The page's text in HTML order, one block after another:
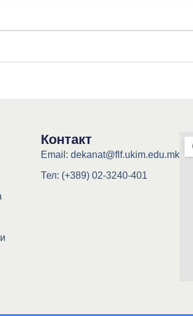
Контакт
Email: dekanat@flf.ukim.edu.mk
Тел: (+389) 02-3240-401